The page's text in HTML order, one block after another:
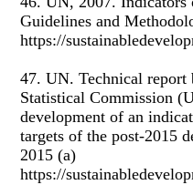
Guidelines and
https://
47. UN. Technical report
Statistical Commission
development of an
targets of the post-2015
2015 (a)
https://